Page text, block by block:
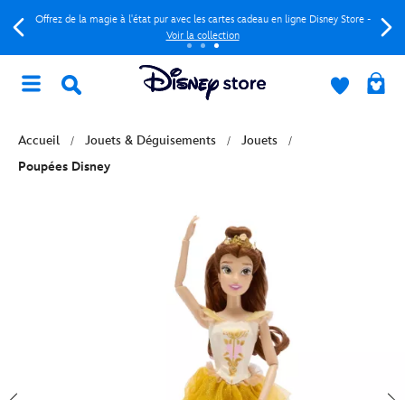
Offrez de la magie à l'état pur avec les cartes cadeau en ligne Disney Store -
Voir la collection
Accueil Jouets & Déguisements
Jouets
Poupées Disney